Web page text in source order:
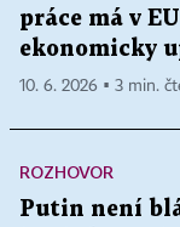
práce má v
ekonomicky
10. 6. 2026 ▪ 3 min.
ROZHOVOR
Putin není